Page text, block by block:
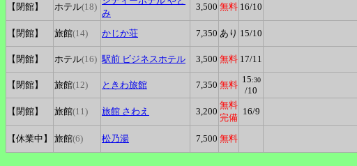
【閉館】
ホテル(18)
み
3,500 無料 16/10
【閉館】
旅館(14) かじか荘 7,350 あり 15/10
【閉館】 ホテル(16) 駅前 ビジネスホテル 3,500 無料 17/11
【閉館】 旅館(12) ときわ旅館 7,350 無料
15:30
/10
【閉館】 旅館(11) 旅館 さわえ 3,200
無料
完備
16/9
【休業中】
旅館(6) 松乃湯 7,500 無料